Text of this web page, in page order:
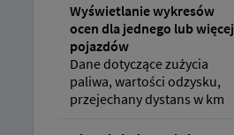
Wyświetlanie wykresów
ocen dla jednego lub więcej
pojazdów
Dane dotyczące zużycia
paliwa, wartości odzysku,
przejechany dystans w km